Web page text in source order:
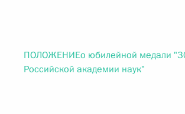
ПОЛОЖЕНИЕо юбилейной медали
Российской академии наук"